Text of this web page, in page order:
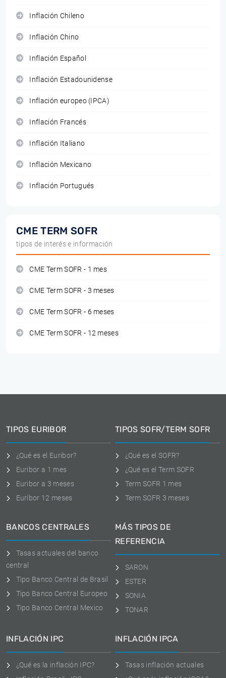
Inflación Chileno
Inflación Chino
Inflación Español
Inflación Estadounidense
Inflación europeo (IPCA)
Inflación Francés
Inflación Italiano
Inflación Mexicano
Inflación Portugués
CME TERM SOFR
tipos de interés e información
CME Term SOFR - 1 mes
CME Term SOFR - 3 meses
CME Term SOFR - 6 meses
CME Term SOFR - 12 meses
TIPOS EURIBOR
¿Qué es el Euribor?
Euribor a 1 mes
Euribor a 3 meses
Euríbor 12 meses
TIPOS SOFR/TERM SOFR
¿Qué es el SOFR?
¿Qué es el Term SOFR
Term SOFR 1 mes
Term SOFR 3 meses
BANCOS CENTRALES
Tasas actuales del banco
central
Tipo Banco Central de Brasil
Tipo Banco Central Europeo
Tipo Banco Central Mexico
MÁS TIPOS DE
REFERENCIA
SARON
ESTER
SONIA
TONAR
INFLACIÓN IPC
¿Qué es la inflación IPC?
INFLACIÓN IPCA
Tasas inflación actuales